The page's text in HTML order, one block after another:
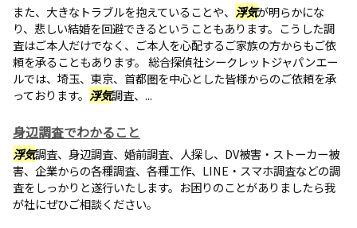
また、大きなトラブルを抱えていることや、 浮気が明らかにな
り、悲しい結婚を回避できるということもあります。こうした調
査はご本人だけでなく、ご本人を心配するご家族の方からもご依
頼を承ることもあります。 総合探偵社シークレットジャパンエー
ルでは、埼玉、東京、首都圏を中心とした皆様からのご依頼を承
っております。 浮気調査、...
身辺調査でわかること
浮気調査、身辺調査、婚前調査、人探し、DV被害・ストーカー被
害、企業からの各種調査、各種工作、LINE・スマホ調査などの調
査をしっかりと遂行いたします。お困りのことがありましたら我
が社にぜひご相談ください。